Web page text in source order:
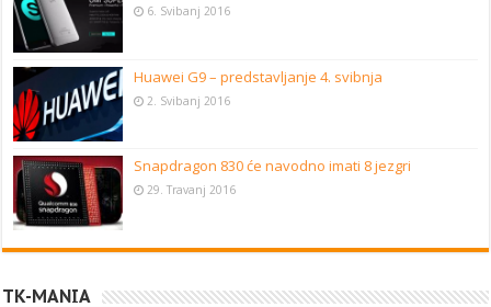
6. Svibanj 2016
Huawei G9 – predstavljanje 4. svibnja
2. Svibanj 2016
Snapdragon 830 će navodno imati 8 jezgri
29. Travanj 2016
TK-MANIA